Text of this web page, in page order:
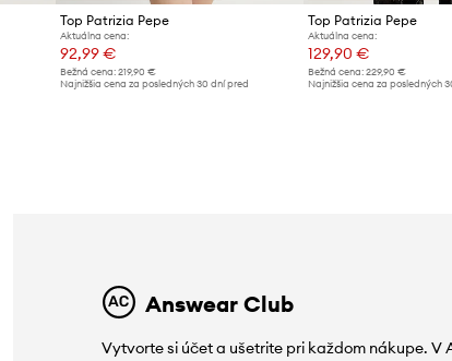
Top Patrizia Pepe
Aktuálna cena:
92,99 €
Bežná cena: 219,90 €
Najnižšia cena za posledných 30 dní pred
Top Patrizia Pepe
Aktuálna cena:
129,90 €
Bežná cena:229,90 €
Najnižšia cena za posledných
Answear Club
Vytvorte si účet a ušetrite pri každom nákupe. V